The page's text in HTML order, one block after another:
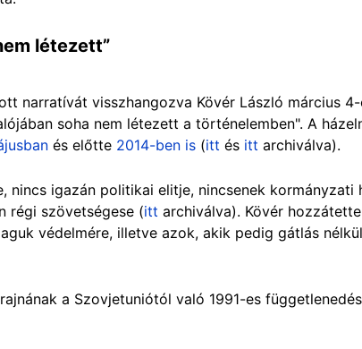
létezett”
narratívát visszhangozva Kövér László március
soha nem létezett a történelemben". A
és előtte 2014-ben is (itt és itt archiválva).
nincs igazán politikai elitje, nincsenek kormányzati
régi szövetségese (itt archiválva). Kövér
védelmére, illetve azok, akik pedig gátlás
a Szovjetuniótól való 1991-es